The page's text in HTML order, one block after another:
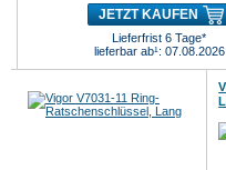
JETZT KAUFEN
Lieferfrist 6 Tage*
lieferbar ab¹: 07.08.2026